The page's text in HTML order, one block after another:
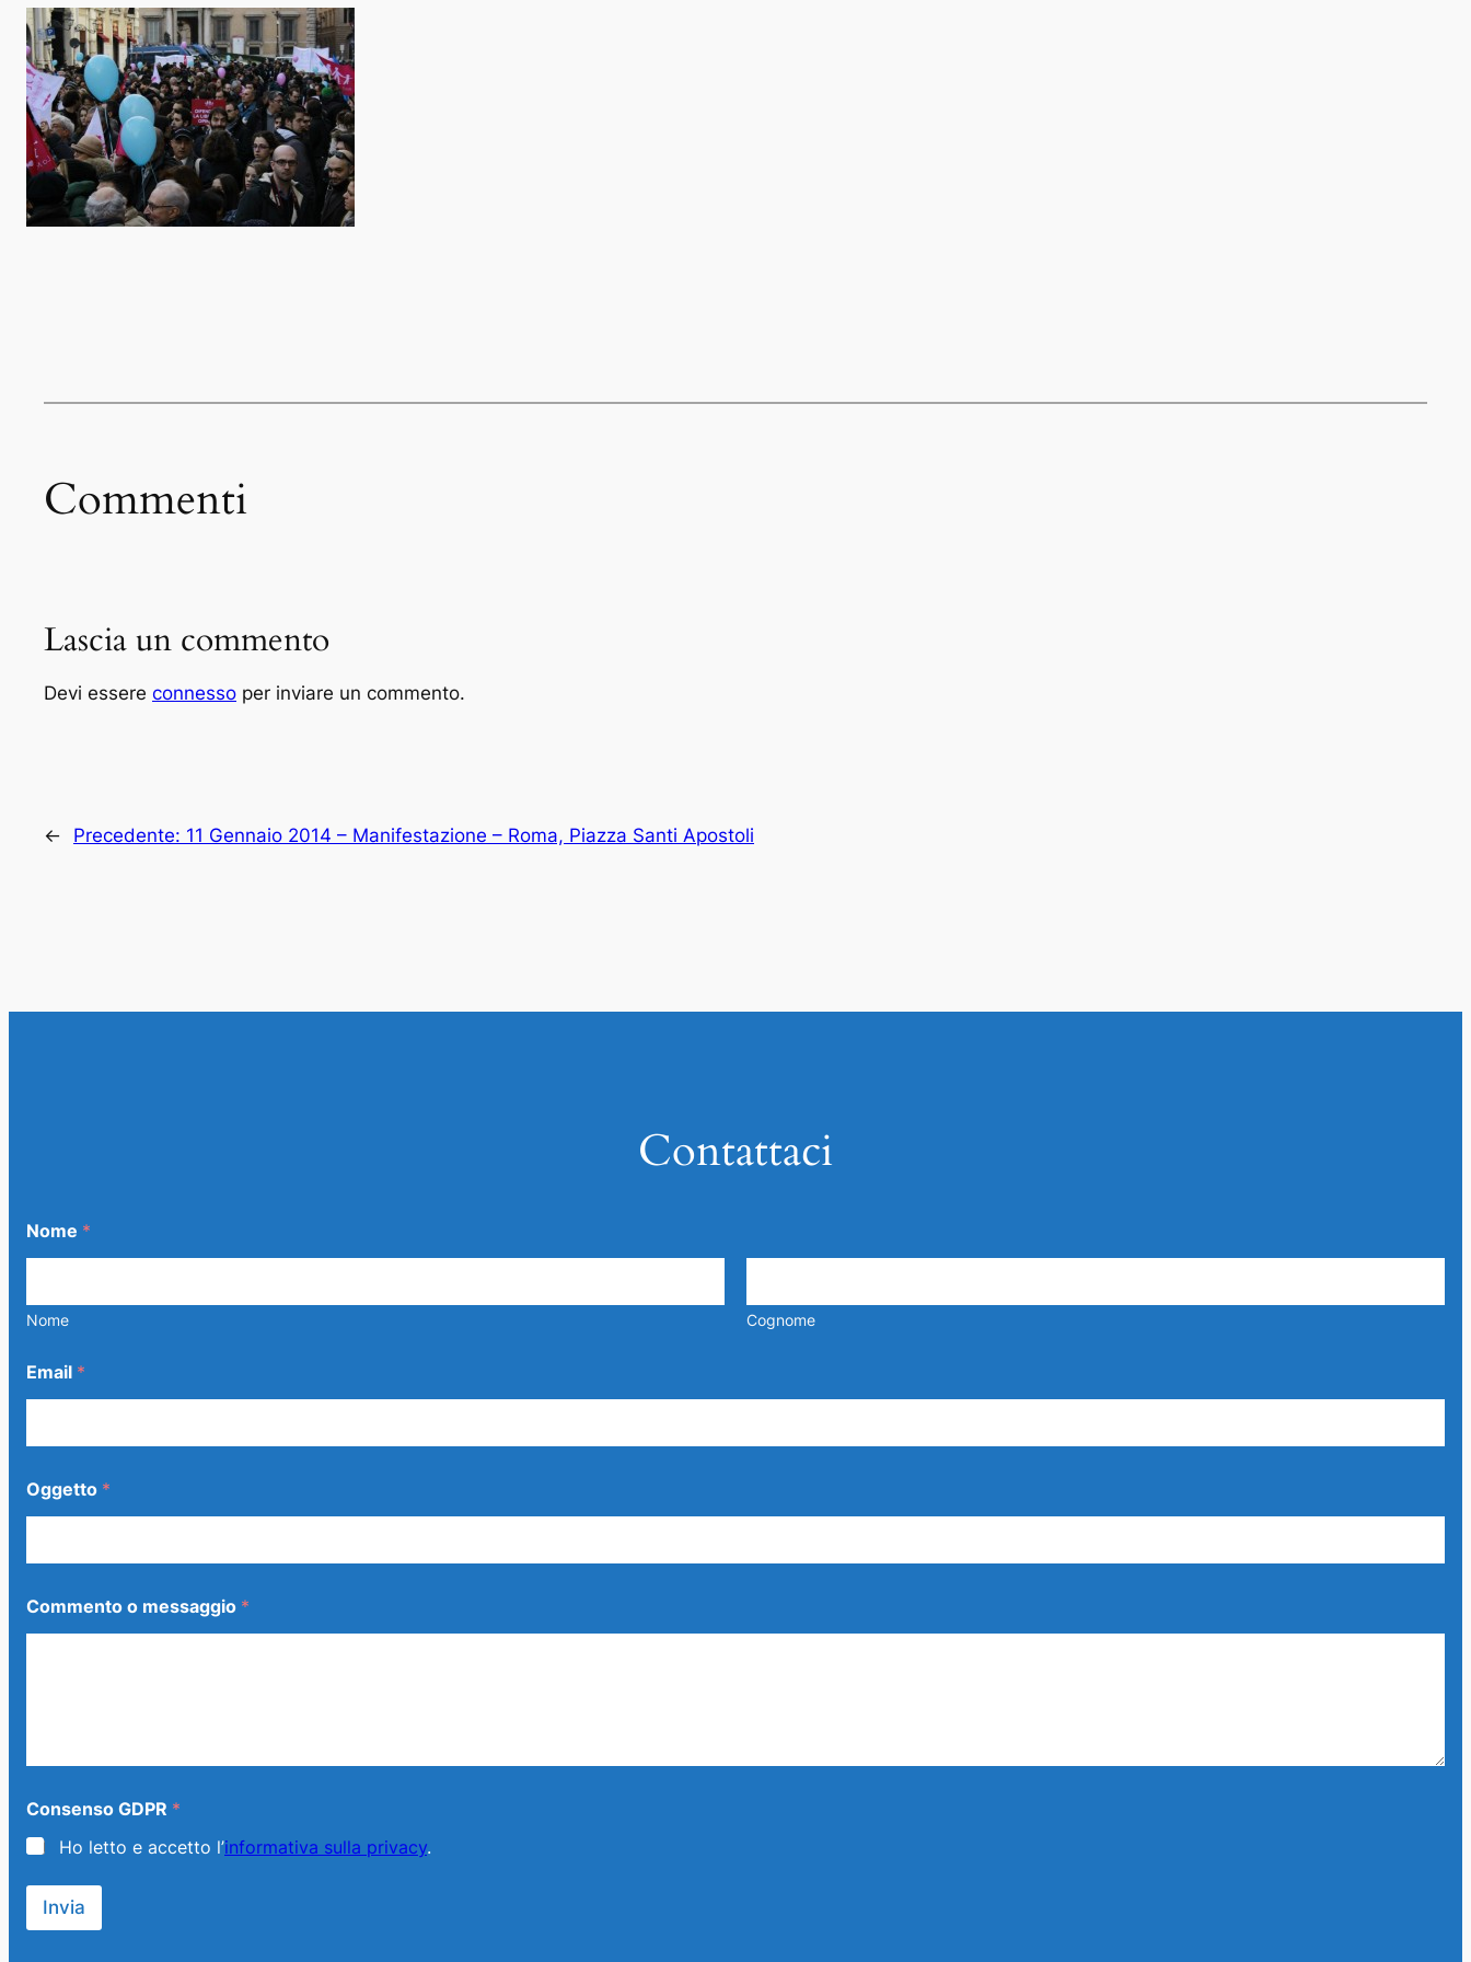
Commenti
Lascia un commento
Devi essere connesso per inviare un commento.
← Precedente: 11 Gennaio 2014 – Manifestazione – Roma, Piazza Santi Apostoli
Contattaci
Nome *
Nome Cognome
Email *
Oggetto *
Commento o messaggio *
*
*
Consenso GDPR *
Ho letto e accetto l’informativa sulla privacy.
Invia